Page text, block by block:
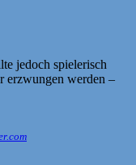
jedoch spielerisch
erzwungen werden –